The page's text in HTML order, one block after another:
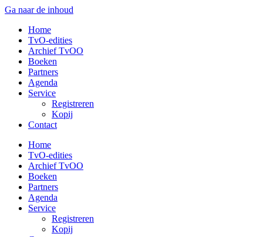
Ga naar de inhoud
Home
TvO-edities
Archief TvOO
Boeken
Partners
Agenda
Service
Registreren
Kopij
Contact
Home
TvO-edities
Archief TvOO
Boeken
Partners
Agenda
Service
Registreren
Kopij